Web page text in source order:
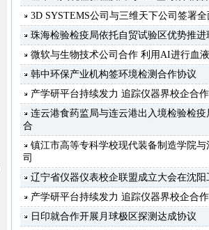
3D SYSTEMS公司与三维天下公司签署
珠海检验检疫局依托自贸试验区优势推
微软与生物技术公司合作 利用AI进行血
韩中环保产业机构签环境检测合作协议
产学研平台持续发力 追踪仪器界校企合
连云港食药监局与连云港出入境检验检
合
镇江市高等专科学校现代装备制造学院
司
辽宁省仪器仪表校企联盟成立大会在沈
产学研平台持续发力 追踪仪器界校企合
日印就合作开展月球极区探测达成协议